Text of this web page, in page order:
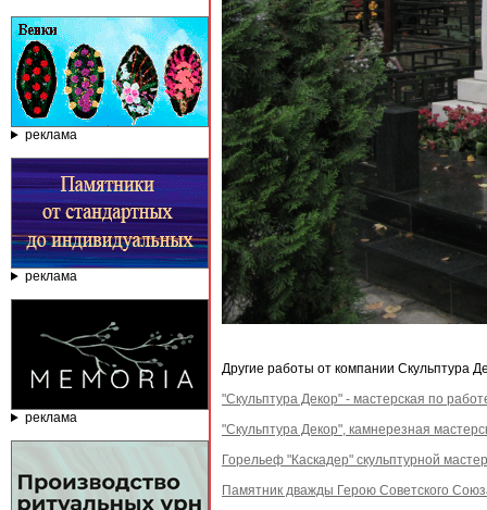
реклама
реклама
реклама
Другие работы от компании Скульптура
"Скульптура Декор" - мастерская по
"Скульптура Декор", камнерезная
Горельеф "Каскадер" скульптурной
Памятник дважды Герою Советского